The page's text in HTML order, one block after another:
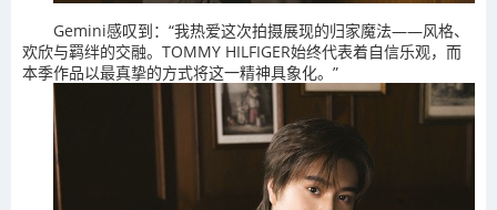
Gemini感叹到：“我热爱这次拍摄展现的归家魔法——风格、
欢欣与羁绊的交融。TOMMY HILFIGER始终代表着自信乐观，而
本季作品以最真挚的方式将这一精神具象化。”